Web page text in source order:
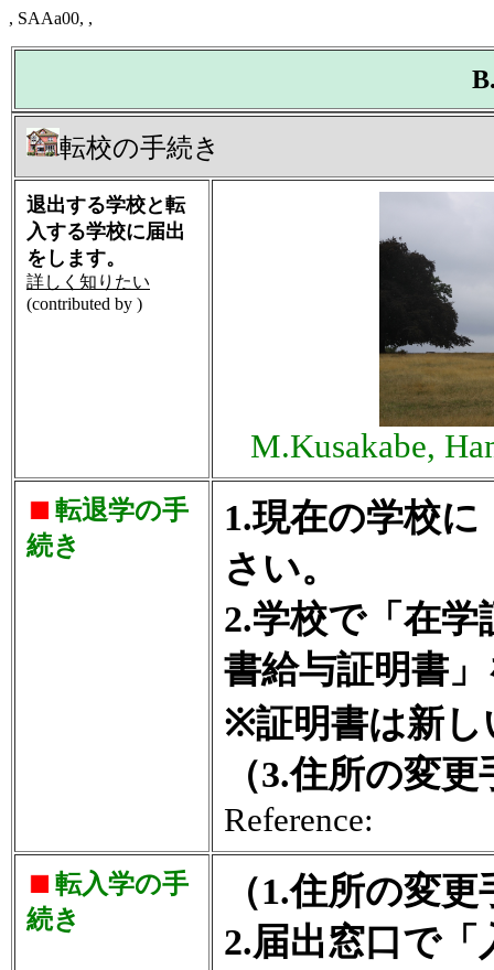
, SAAa00, ,
転校の手続き
退出する学校と転
入する学校に届出
をします。
詳しく知りたい
(contributed by )
M.Kusakabe,
転退学の手
続き
1.現在の学校
さい。
2.学校で「在
書給与証明書
※証明書は新し
（3.住所の変
Reference:
転入学の手
続き
（1.住所の変
2.届出窓口で